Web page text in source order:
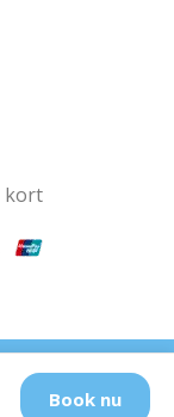
Book nu
kort